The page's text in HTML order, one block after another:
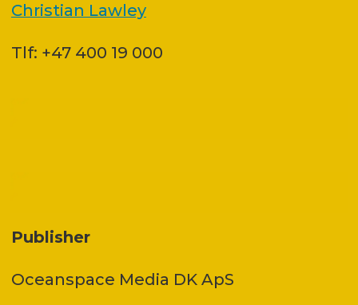
Christian Lawley
Tlf: +47 400 19 000
Publisher
Oceanspace Media DK ApS